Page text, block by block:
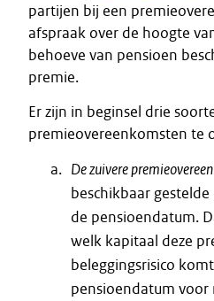
partijen bij een
afspraak over de hoogte
behoeve van pensioen
premie.
Er zijn in beginsel drie
premieovereenkomsten te
De zuivere
beschikbaar
de pensioendatum.
welk kapitaal deze
beleggingsrisico
pensioendatum voor